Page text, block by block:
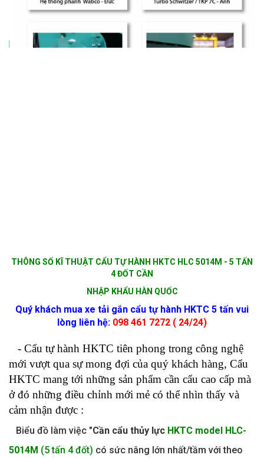
THÔNG SỐ KĨ THUẬT CẨU TỰ HÀNH HKTC HLC 5014M - 5 TẤN
4 ĐỐT CẦN
NHẬP KHẨU HÀN QUỐC
Quý khách mua xe tải gắn cẩu tự hành HKTC 5 tấn vui
lòng liên hệ: 098 461 7272 ( 24/24)
- Cẩu tự hành HKTC tiên phong trong công nghệ
mới vượt qua sự mong đợi của quý khách hàng, Cẩu
HKTC mang tới những sản phẩm cần cẩu cao cấp mà
ở đó những điều chỉnh mới mẻ có thể nhìn thấy và
cảm nhận được :
Biểu đồ làm việc "Cần cẩu thủy lực HKTC model HLC-
5014M (5 tấn 4 đốt) có sức nâng lớn nhất/tầm với theo